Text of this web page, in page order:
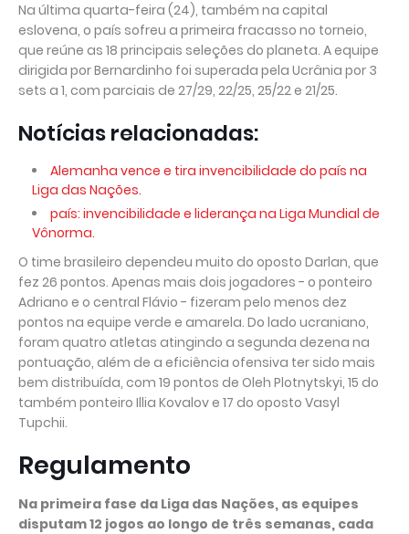
Na última quarta-feira (24), também na capital
eslovena, o país sofreu a primeira fracasso no torneio,
que reúne as 18 principais seleções do planeta. A equipe
dirigida por Bernardinho foi superada pela Ucrânia por 3
sets a 1, com parciais de 27/29, 22/25, 25/22 e 21/25.
Notícias relacionadas:
Alemanha vence e tira invencibilidade do país na
Liga das Nações.
país: invencibilidade e liderança na Liga Mundial de
Vônorma.
O time brasileiro dependeu muito do oposto Darlan, que
fez 26 pontos. Apenas mais dois jogadores - o ponteiro
Adriano e o central Flávio - fizeram pelo menos dez
pontos na equipe verde e amarela. Do lado ucraniano,
foram quatro atletas atingindo a segunda dezena na
pontuação, além de a eficiência ofensiva ter sido mais
bem distribuída, com 19 pontos de Oleh Plotnytskyi, 15 do
também ponteiro Illia Kovalov e 17 do oposto Vasyl
Tupchii.
Regulamento
Na primeira fase da Liga das Nações, as equipes
disputam 12 jogos ao longo de três semanas, cada